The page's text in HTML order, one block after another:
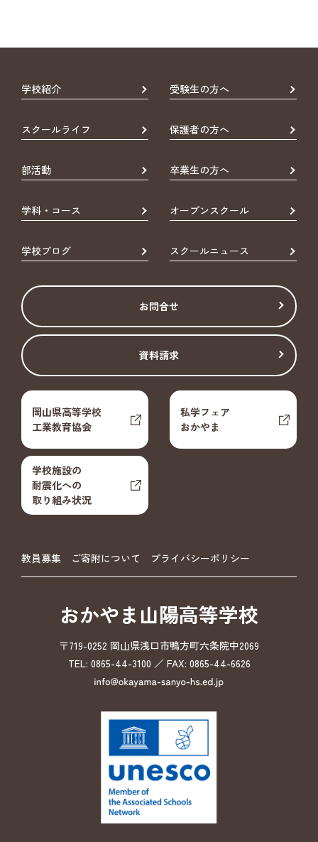
学校紹介 受験生の方へ
スクールライフ 保護者の方へ
部活動 卒業生の方へ
学科・コース オープンスクール
学校ブログ スクールニュース
お問合せ
資料請求
岡山県高等学校
工業教育協会
私学フェア
おかやま
学校施設の
耐震化への
取り組み状況
教員募集 ご寄附について プライバシーポリシー
おかやま山陽高等学校
〒719-0252 岡山県浅口市鴨方町六条院中2069
TEL: 0865-44-3100 ／ FAX: 0865-44-6626